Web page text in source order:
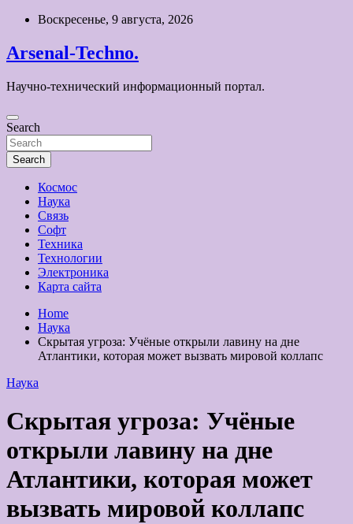
Skip
content
Воскресенье, 9 августа, 2026
Arsenal-Techno.
Научно-технический информационный портал.
Search
Search
Космос
Наука
Связь
Софт
Техника
Технологии
Электроника
Карта сайта
Home
Наука
Скрытая угроза: Учёные открыли лавину на дне
Атлантики, которая может вызвать мировой коллапс
Наука
Скрытая угроза: Учёные
открыли лавину на дне
Атлантики, которая может
вызвать мировой коллапс